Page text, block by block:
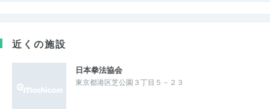
近くの施設
日本拳法協会
東京都港区芝公園３丁目５－２３